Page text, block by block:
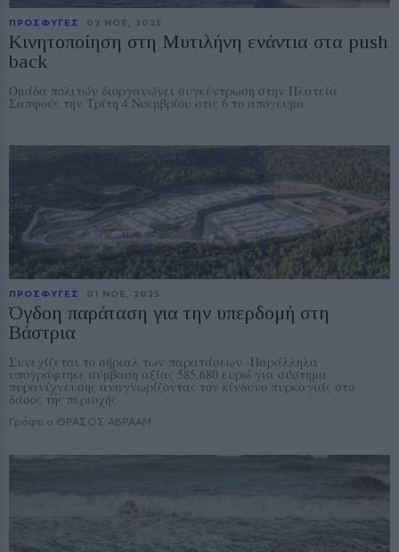
ΠΡΟΣΦΥΓΕΣ 02 ΝΟE, 2025
Κινητοποίηση στη Μυτιλήνη ενάντια στα push
back
Ομάδα πολιτών διοργανώνει συγκέντρωση στην Πλατεία
Σαπφούς την Τρίτη 4 Νοεμβρίου στις 6 το απόγευμα
ΠΡΟΣΦΥΓΕΣ 01 ΝΟE, 2025
Όγδοη παράταση για την υπερδομή στη
Βάστρια
Συνεχίζεται το σήριαλ των παρατάσεων -Παράλληλα
υπογράφτηκε σύμβαση αξίας 585.680 ευρώ για σύστημα
πυρανίχνευσης αναγνωρίζοντας τον κίνδυνο πυρκαγιάς στο
δάσος της περιοχής
Γράφει ο ΘΡΑΣΟΣ ΑΒΡΑΑΜ